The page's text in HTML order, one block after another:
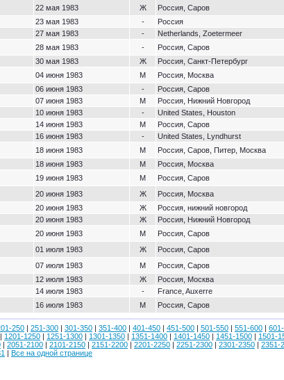
22 мая 1983 Ж Россия, Саров
23 мая 1983 - Россия
27 мая 1983 - Netherlands, Zoetermeer
28 мая 1983 - Россия, Саров
30 мая 1983 Ж Россия, Санкт-Петербург
04 июня 1983 М Россия, Москва
06 июня 1983 - Россия, Саров
07 июня 1983 М Россия, Нижний Новгород
10 июня 1983 - United States, Houston
14 июня 1983 М Россия, Саров
16 июня 1983 - United States, Lyndhurst
18 июня 1983 М Россия, Саров, Питер, Москва
18 июня 1983 М Россия, Москва
19 июня 1983 М Россия, Саров
20 июня 1983 Ж Россия, Москва
20 июня 1983 Ж Россия, нижний новгород
20 июня 1983 Ж Россия, Нижний Новгород
20 июня 1983 М Россия, Саров
01 июля 1983 Ж Россия, Саров
07 июля 1983 М Россия, Саров
12 июля 1983 Ж Россия, Москва
14 июля 1983 - France, Auxerre
16 июля 1983 М Россия, Саров
250 | 251-300 | 301-350 | 351-400 | 401-450 | 451-500 | 501-550 | 551-600 |
| 1201-1250 | 1251-1300 | 1301-1350 | 1351-1400 | 1401-1450 | 1451-1500 | 1501-
| 2051-2100 | 2101-2150 | 2151-2200 | 2201-2250 | 2251-2300 | 2301-2350 | 2351-
| Все на одной странице